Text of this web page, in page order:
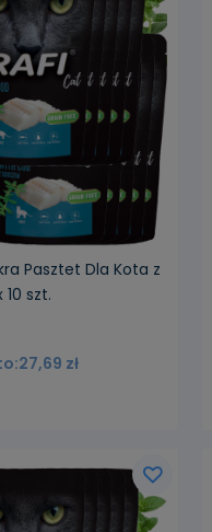
Pasztet Dla Kota z
szt.
27,69 zł